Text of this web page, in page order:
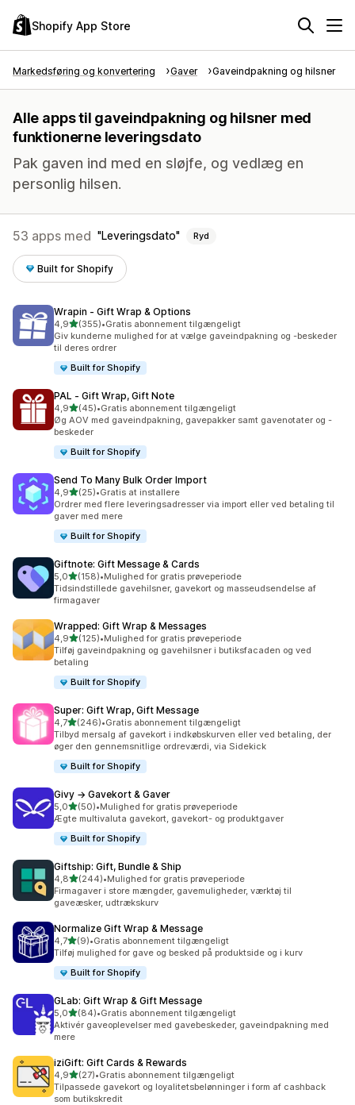
Shopify App Store
Markedsføring og konvertering Gaver Gaveindpakning og hilsner
Alle apps til gaveindpakning og hilsner med
funktionerne leveringsdato
Pak gaven ind med en sløjfe, og vedlæg en
personlig hilsen.
53 apps med Leveringsdato Ryd
Built for Shopify
Wrapin ‑ Gift Wrap & Options
4,9ud af 5 stjerner
(355)
355 anmeldelser i alt
•Gratis abonnement tilgængeligt
Giv kunderne mulighed for at vælge gaveindpakning og -beskeder
til deres ordrer
Built for Shopify
PAL ‑ Gift Wrap, Gift Note
4,9ud af 5 stjerner
(45)
45 anmeldelser i alt
•Gratis abonnement tilgængeligt
Øg AOV med gaveindpakning, gavepakker samt gavenotater og -
beskeder
Built for Shopify
Send To Many Bulk Order Import
4,9ud af 5 stjerner
(25)
25 anmeldelser i alt
•Gratis at installere
Ordrer med flere leveringsadresser via import eller ved betaling til
gaver med mere
Built for Shopify
Giftnote: Gift Message & Cards
5,0ud af 5 stjerner
(158)
158 anmeldelser i alt
•Mulighed for gratis prøveperiode
Tidsindstillede gavehilsner, gavekort og masseudsendelse af
firmagaver
Wrapped: Gift Wrap & Messages
4,9ud af 5 stjerner
(125)
125 anmeldelser i alt
•Mulighed for gratis prøveperiode
Tilføj gaveindpakning og gavehilsner i butiksfacaden og ved
betaling
Built for Shopify
Super: Gift Wrap, Gift Message
4,7ud af 5 stjerner
(246)
246 anmeldelser i alt
•Gratis abonnement tilgængeligt
Tilbyd mersalg af gavekort i indkøbskurven eller ved betaling, der
øger den gennemsnitlige ordreværdi, via Sidekick
Built for Shopify
Givy → Gavekort & Gaver
5,0ud af 5 stjerner
(50)
50 anmeldelser i alt
•Mulighed for gratis prøveperiode
Ægte multivaluta gavekort, gavekort- og produktgaver
Built for Shopify
Giftship: Gift, Bundle & Ship
4,8ud af 5 stjerner
(244)
244 anmeldelser i alt
•Mulighed for gratis prøveperiode
Firmagaver i store mængder, gavemuligheder, værktøj til
gaveæsker, udtrækskurv
Normalize Gift Wrap & Message
4,7ud af 5 stjerner
(9)
9 anmeldelser i alt
•Gratis abonnement tilgængeligt
Tilføj mulighed for gave og besked på produktside og i kurv
Built for Shopify
GLab: Gift Wrap & Gift Message
5,0ud af 5 stjerner
(84)
84 anmeldelser i alt
•Gratis abonnement tilgængeligt
Aktivér gaveoplevelser med gavebeskeder, gaveindpakning med
mere
iziGift: Gift Cards & Rewards
4,9ud af 5 stjerner
(27)
27 anmeldelser i alt
•Gratis abonnement tilgængeligt
Tilpassede gavekort og loyalitetsbelønninger i form af cashback
som butikskredit